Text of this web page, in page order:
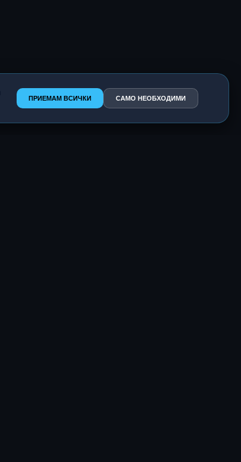
ПРИЕМАМ ВСИЧКИ САМО НЕОБХОДИМИ